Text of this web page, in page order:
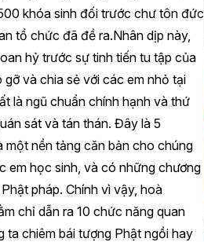
khóa sinh đối trước chư tôn đức
tổ chức đã đề ra.Nhân dịp này,
hỷ trước sự tinh tiến tu tập của
và chia sẻ với các em nhỏ tại
là ngũ chuẩn chính hạnh và thứ
sát và tán thán. Đây là 5
một nền tảng căn bản cho chúng
em học sinh, và có những chương
pháp. Chính vì vậy, hoà
chỉ dẫn ra 10 chức năng quan
ta chiêm bái tượng Phật ngồi hay